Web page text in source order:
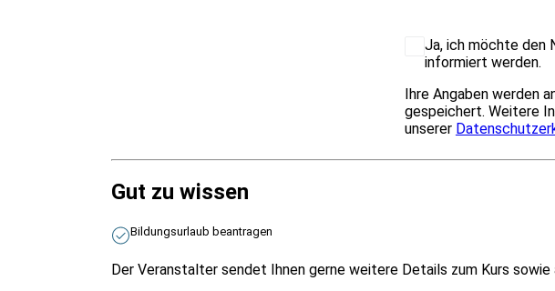
Ja, ich möchte den
informiert werden.
Ihre Angaben werden
gespeichert. Weitere
unserer
Gut zu wissen
Bildungsurlaub beantragen
Der Veranstalter sendet Ihnen gerne weitere Details zum Kurs